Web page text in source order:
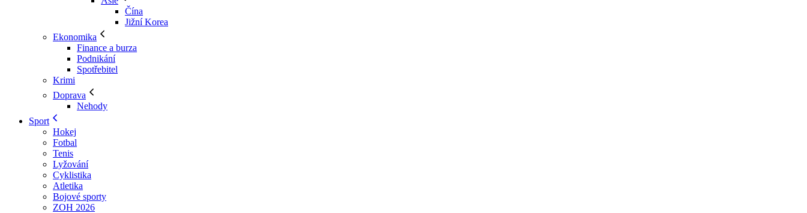
Čína
Jižní Korea
Ekonomika
Finance a burza
Podnikání
Spotřebitel
Krimi
Doprava
Nehody
Sport
Hokej
Fotbal
Tenis
Lyžování
Cyklistika
Atletika
Bojové sporty
ZOH 2026